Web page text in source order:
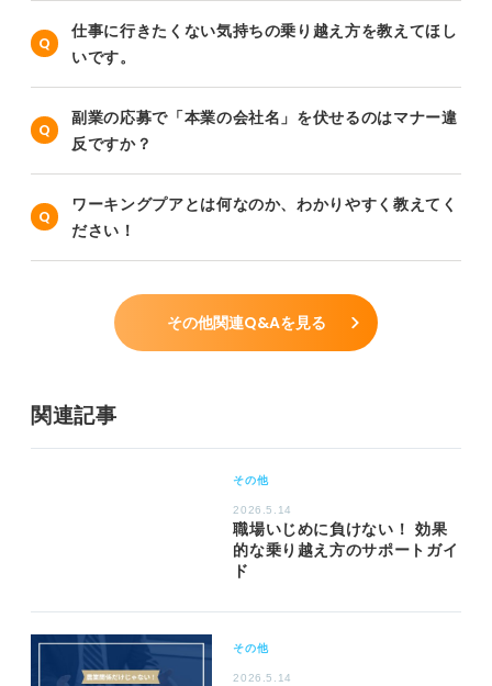
仕事に行きたくない気持ちの乗り越え方を教えてほし
いです。
副業の応募で「本業の会社名」を伏せるのはマナー違
反ですか？
ワーキングプアとは何なのか、わかりやすく教えてく
ださい！
その他関連Q&Aを見る
関連記事
その他
2026.5.14
職場いじめに負けない！ 効果
的な乗り越え方のサポートガイ
ド
その他
2026.5.14